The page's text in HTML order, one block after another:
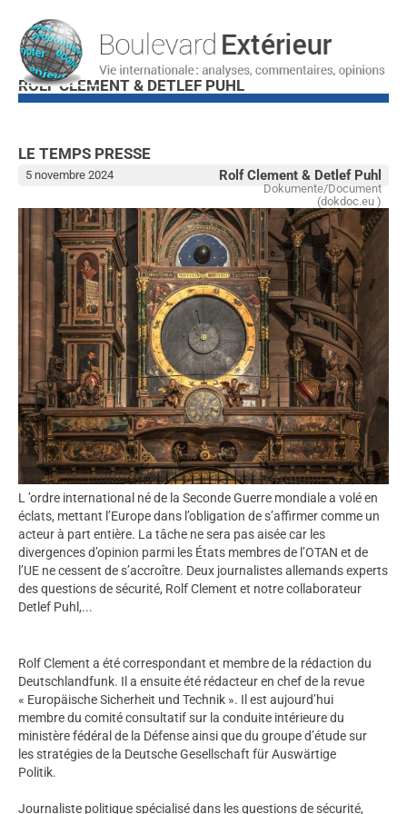
ROLF CLEMENT & DETLEF PUHL
LE TEMPS PRESSE
Rolf Clement & Detlef Puhl
Dokumente/Document
(dokdoc.eu )
5 novembre 2024
L ’ordre international né de la Seconde Guerre mondiale a volé en
éclats, mettant l’Europe dans l’obligation de s’affirmer comme un
acteur à part entière. La tâche ne sera pas aisée car les
divergences d’opinion parmi les États membres de l’OTAN et de
l’UE ne cessent de s’accroître. Deux journalistes allemands experts
des questions de sécurité, Rolf Clement et notre collaborateur
Detlef Puhl,...
Rolf Clement a été correspondant et membre de la rédaction du
Deutschlandfunk. Il a ensuite été rédacteur en chef de la revue
« Europäische Sicherheit und Technik ». Il est aujourd’hui
membre du comité consultatif sur la conduite intérieure du
ministère fédéral de la Défense ainsi que du groupe d’étude sur
les stratégies de la Deutsche Gesellschaft für Auswärtige
Politik.
Journaliste politique spécialisé dans les questions de sécurité,